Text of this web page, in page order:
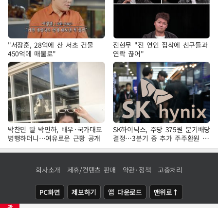
"서장훈, 28억에 산 서초 건물
450억에 매물로"
전현무 "전 연인 집착에 친구들과
연락 끊어"
박찬민 딸 박민하, 배우·국가대표
병행하더니…여유로운 근황 공개
SK하이닉스, 주당 375원 분기배당
결정…3분기 중 추가 주주환원 발
표
회사소개 제휴/컨텐츠 판매 약관·정책 고충처리
PC화면 제보하기 앱 다운로드 맨위로↑